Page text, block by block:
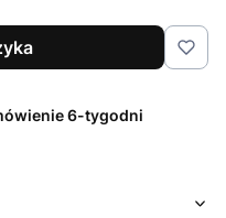
6-tygodni